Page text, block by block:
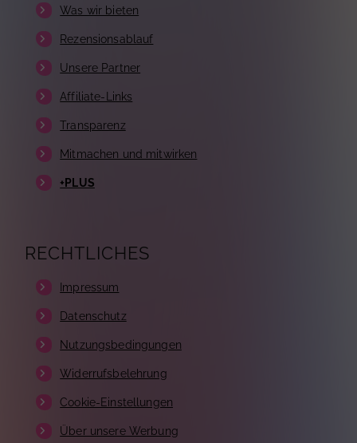
Was wir bieten
Rezensionsablauf
Unsere Partner
Affiliate-Links
Transparenz
Mitmachen und mitwirken
+PLUS
RECHTLICHES
Impressum
Datenschutz
Nutzungsbedingungen
Widerrufsbelehrung
Cookie-Einstellungen
Über unsere Werbung